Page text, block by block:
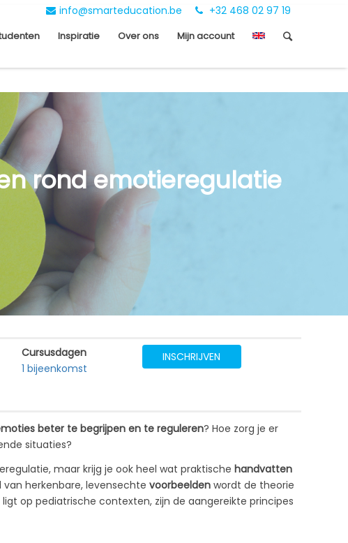
info@smarteducation.be +32 468 02 97 19
Inspiratie Over ons Mijn account
rond emotieregulatie
Cursusdagen
1 bijeenkomst
INSCHRIJVEN
beter te begrijpen en te reguleren? Hoe zorg je er
situaties?
maar krijg je ook heel wat praktische handvatten
herkenbare, levensechte voorbeelden wordt de theorie
ligt op pediatrische contexten, zijn de aangereikte principes